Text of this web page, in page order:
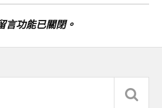
言功能已關閉。